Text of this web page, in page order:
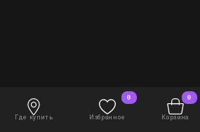
2 608 руб./шт
В корзину
Где купить
0
Избранное
0
Корзина